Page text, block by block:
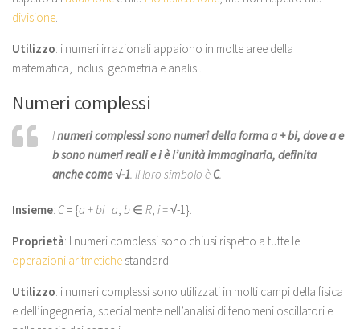
divisione
Utilizzo: i numeri irrazionali appaiono in molte aree della
matematica, inclusi geometria e analisi.
Numeri complessi
Inumeri complessi sono numeri della formaa + bi, doveae
bsono numeri reali eiè l’unità immaginaria, definita
anche come √-1 . Il loro simbolo è C.
Insieme: C= {a + bi| a b ∈ R i =√-1}.
Proprietà: I numeri complessi sono chiusi rispetto a tutte le
operazioni aritmetiche standard.
Utilizzo: i numeri complessi sono utilizzati in molti campi della fisica
e dell’ingegneria, specialmente nell’analisi di fenomeni oscillatori e